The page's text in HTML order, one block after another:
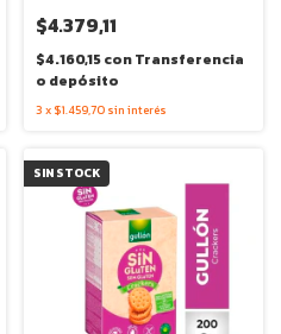
$4.379,11
$4.160,15conTransferencia
o depósito
3 x $1.459,70 sin interés
SIN STOCK